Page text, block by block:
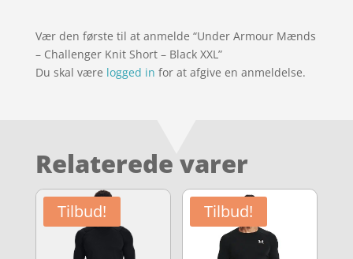
Vær den første til at anmelde “Under Armour Mænds
– Challenger Knit Short – Black XXL”
Du skal være logged in for at afgive en anmeldelse.
Relaterede varer
Tilbud! Tilbud!